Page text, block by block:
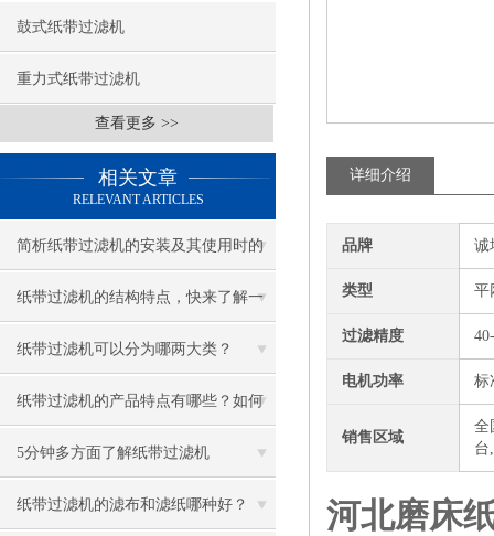
鼓式纸带过滤机
重力式纸带过滤机
查看更多 >>
相关文章
RELEVANT ARTICLES
简析纸带过滤机的安装及其使用时的
注意事项
纸带过滤机的结构特点，快来了解一
下吧！
纸带过滤机可以分为哪两大类？
纸带过滤机的产品特点有哪些？如何
进行日常维护？
5分钟多方面了解纸带过滤机
纸带过滤机的滤布和滤纸哪种好？
详细介绍
品牌 诚
类型 平
过滤精度
电机功率 标
销售区域
全
台
河北磨床